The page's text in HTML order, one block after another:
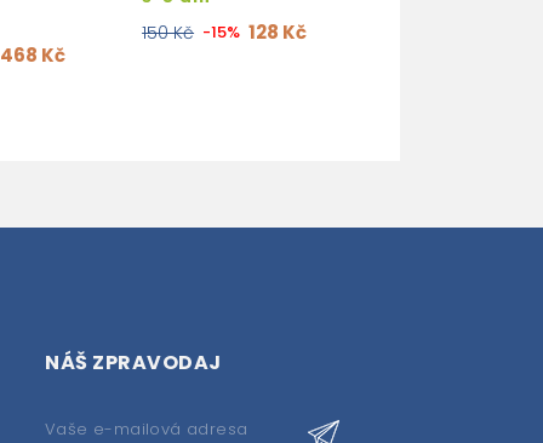
468 Kč
150 Kč -15% 128 Kč
NÁŠ ZPRAVODAJ